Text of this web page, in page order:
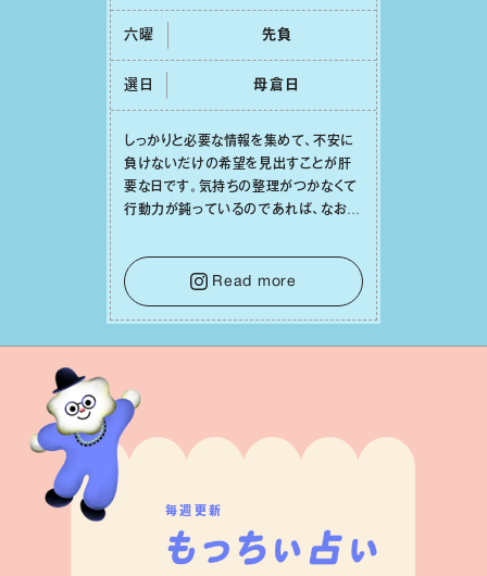
六曜 先負
選日 ⺟倉⽇
しっかりと必要な情報を集めて、不安に
負けないだけの希望を⾒出すことが肝
要な⽇です。気持ちの整理がつかなくて
⾏動⼒が鈍っているのであれば、なおさ
を踏み出すのに役⽴つはず。また、広い
意味での「癒し」や「治療」が必要な⽇で
もあり、特に⼈間関係の改善は課題の⼀
つです。
Read more
毎週更新